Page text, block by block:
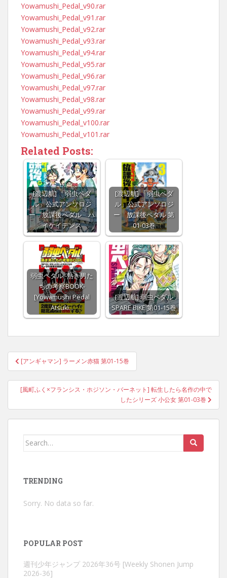
Yowamushi_Pedal_v90.rar
Yowamushi_Pedal_v91.rar
Yowamushi_Pedal_v92.rar
Yowamushi_Pedal_v93.rar
Yowamushi_Pedal_v94.rar
Yowamushi_Pedal_v95.rar
Yowamushi_Pedal_v96.rar
Yowamushi_Pedal_v97.rar
Yowamushi_Pedal_v98.rar
Yowamushi_Pedal_v99.rar
Yowamushi_Pedal_v100.rar
Yowamushi_Pedal_v101.rar
Related Posts:
[渡辺航] 「弱虫ペダ
ル」公式アンソロジ
ー 放課後ペダル ハ
イケイデンス
[渡辺航] 「弱虫ペダ
ル」公式アンソロジ
ー 放課後ペダル 第
01-03巻
弱虫ペダル -熱き男た
ちの考察BOOK-
[Yowamushi Pedal
Atsuki…
[渡辺航] 弱虫ペダル
SPARE BIKE 第01-15巻
Post
navigation
[アンギャマン] ラーメン赤猫 第01-15巻
[風町ふく×フランシス・ホジソン・バーネット] 転生したら名作の中で
したシリーズ 小公女 第01-03巻
Search
TRENDING
Sorry. No data so far.
POPULAR POST
週刊少年ジャンプ 2026年36号 [Weekly Shonen Jump
2026-36]